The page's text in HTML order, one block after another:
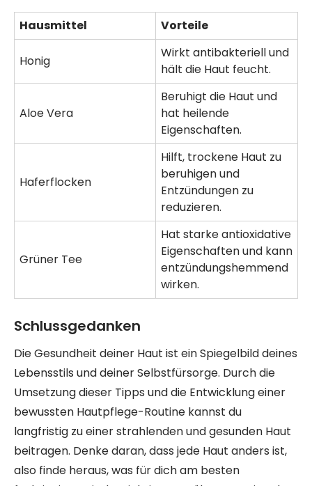
Hausmittel Vorteile
Honig
Wirkt antibakteriell und
hält die Haut feucht.
Aloe Vera
Beruhigt die Haut und
hat heilende
Eigenschaften.
Haferflocken
Hilft, trockene Haut zu
beruhigen und
Entzündungen zu
reduzieren.
Grüner Tee
Hat starke antioxidative
Eigenschaften und kann
entzündungshemmend
wirken.
Schlussgedanken
Die Gesundheit deiner Haut ist ein Spiegelbild deines
Lebensstils und deiner Selbstfürsorge. Durch die
Umsetzung dieser Tipps und die Entwicklung einer
bewussten Hautpflege-Routine kannst du
langfristig zu einer strahlenden und gesunden Haut
beitragen. Denke daran, dass jede Haut anders ist,
also finde heraus, was für dich am besten